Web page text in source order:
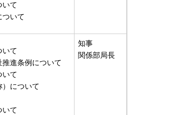
いて
いて
いて
進条例について
いて
について
いて
知事
関係部局長